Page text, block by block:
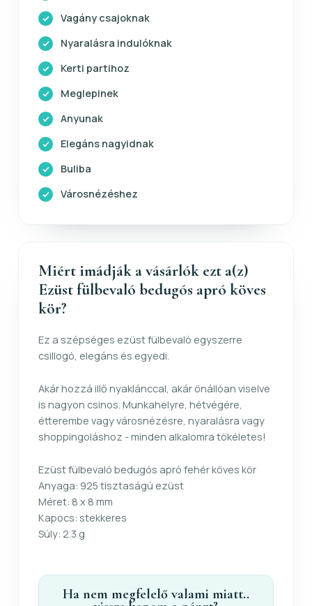
Vagány csajoknak
Nyaralásra indulóknak
Kerti partihoz
Meglepinek
Anyunak
Elegáns nagyidnak
Buliba
Városnézéshez
Miért imádják a vásárlók ezt a(z)
Ezüst fülbevaló bedugós apró köves
kör?
Ez a szépséges ezüst fülbevaló egyszerre
csillogó, elegáns és egyedi.
Akár hozzá illő nyaklánccal, akár önállóan viselve
is nagyon csinos. Munkahelyre, hétvégére,
étterembe vagy városnézésre, nyaralásra vagy
shoppingoláshoz - minden alkalomra tökéletes!
Ezüst fülbevaló bedugós apró fehér köves kör
Anyaga: 925 tisztaságú ezüst
Méret: 8 x 8 mm
Kapocs: stekkeres
Súly: 2.3 g
Ha nem megfelelő valami miatt..